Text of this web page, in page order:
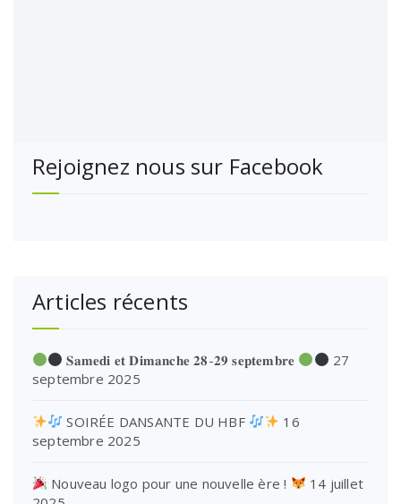
Rejoignez nous sur Facebook
Articles récents
𝐒𝐚𝐦𝐞𝐝𝐢 𝐞𝐭 𝐃𝐢𝐦𝐚𝐧𝐜𝐡𝐞 𝟐𝟖-𝟐𝟗 𝐬𝐞𝐩𝐭𝐞𝐦𝐛𝐫𝐞
27
septembre 2025
SOIRÉE DANSANTE DU HBF
16
septembre 2025
Nouveau logo pour une nouvelle ère !
14 juillet